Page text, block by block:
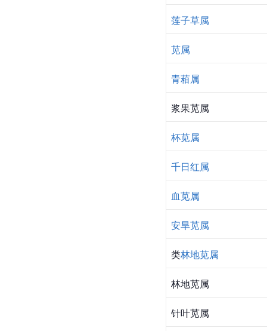
莲子草属
苋属
青葙属
浆果苋属
杯苋属
千日红属
血苋属
安旱苋属
类林地苋属
林地苋属
针叶苋属